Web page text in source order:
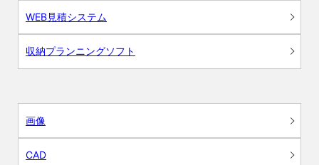
WEB見積システム
収納プランニングソフト
画像
CAD